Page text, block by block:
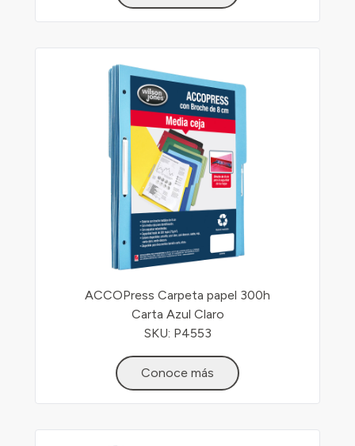
ACCOPress Carpeta papel 300h
Carta Azul Claro
SKU: P4553
Conoce más